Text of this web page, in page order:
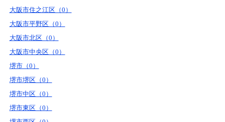
大阪市住之江区（0）
大阪市平野区（0）
大阪市北区（0）
大阪市中央区（0）
堺市（0）
堺市堺区（0）
堺市中区（0）
堺市東区（0）